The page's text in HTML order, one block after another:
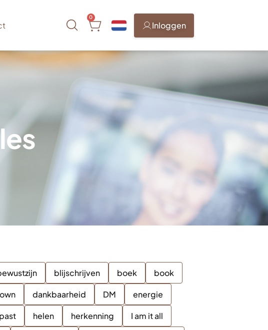
0
Inloggen
blijschrijven boek book
dankbaarheid DM energie
helen herkenning I am it all